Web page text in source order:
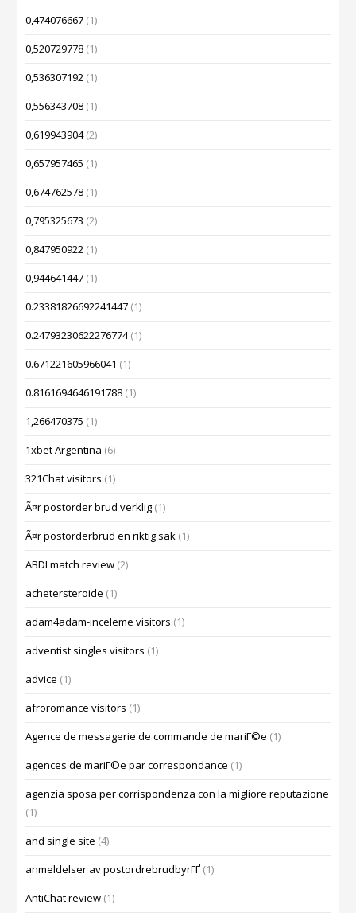
0,474076667 (1)
0,520729778 (1)
0,536307192 (1)
0,556343708 (1)
0,619943904(2)
0,657957465 (1)
0,674762578 (1)
0,795325673 (2)
0,847950922 (1)
0,944641447 (1)
0.23381826692241447 (1)
0.24793230622276774(1)
0.671221605966041 (1)
0.8161694646191788 (1)
1,266470375 (1)
1xbet Argentina (6)
321Chat visitors (1)
Ã¤r postorder brud verklig (1)
Ã¤r postorderbrud en riktig sak (1)
ABDLmatch review (2)
achetersteroide (1)
adam4adam-inceleme visitors (1)
adventist singles visitors (1)
advice (1)
afroromance visitors (1)
Agence de messagerie de commande de mariГ©e (1)
agences de mariГ©e par correspondance (1)
agenzia sposa per corrispondenza con la migliore reputazione
(1)
and single site (4)
anmeldelser av postordrebrudbyrГҐ (1)
AntiChat review (1)